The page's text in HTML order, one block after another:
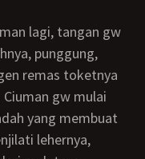
punggung,
remas toketnya
gw mulai
yang membuat
lehernya,